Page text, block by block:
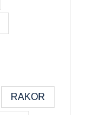
RAKOR